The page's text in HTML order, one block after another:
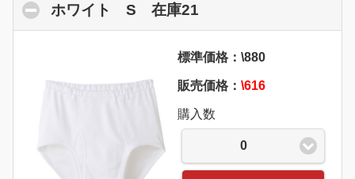
ホワイト S 在庫21
標準価格：\880
販売価格： \616
購入数
0